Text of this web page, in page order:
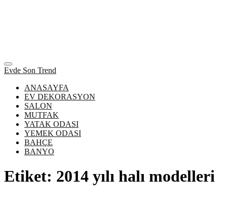
Evde Son Trend
ANASAYFA
EV DEKORASYON
SALON
MUTFAK
YATAK ODASI
YEMEK ODASI
BAHÇE
BANYO
Etiket: 2014 yılı halı modelleri